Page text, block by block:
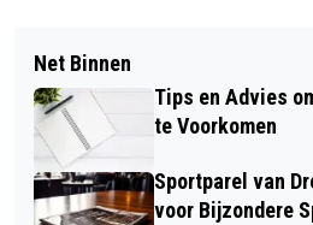
Net Binnen
Tips en Advies
te Voorkomen
Sportparel van
voor Bijzondere